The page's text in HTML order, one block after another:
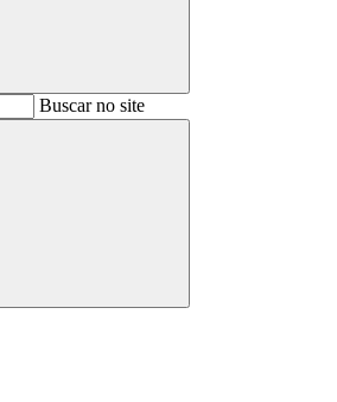
BuscarBuscar no site
Buscar